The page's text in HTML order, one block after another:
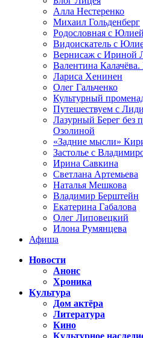
Алла Нестеренко
Михаил Гольденберг
Родословная с
Видоискатель с
Вернисаж с Ириной
Валентина
Лариса Хенинен
Олег Гальченко
Культурный
Путешествуем с
Лазурный Берег без
Озолиной
«Задние мысли»
Застолье с
Ирина Савкина
Светлана Артемьева
Наталья Мешкова
Владимир Берштейн
Екатерина Габалова
Олег Липовецкий
Илона Румянцева
Афиша
Новости
Анонс
Хроника
Культура
Дом актёра
Литература
Кино